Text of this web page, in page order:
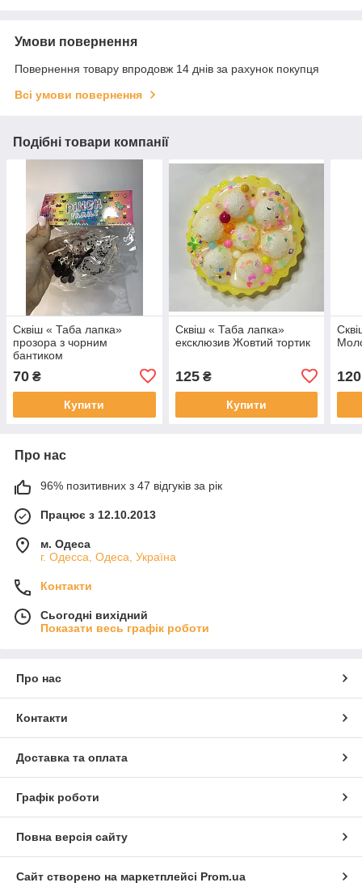
Умови повернення
Повернення товару впродовж 14 днів за рахунок покупця
Всі умови повернення
Подібні товари компанії
Сквіш « Таба лапка»
прозора з чорним
бантиком
70 ₴
Купити
Сквіш « Таба лапка»
ексклюзив Жовтий тортик
125₴
Купити
120
Про нас
96% позитивних з 47 відгуків за рік
Працює з 12.10.2013
м. Одеса
г. Одесса, Одеса, Україна
Контакти
Сьогодні вихідний
Показати весь графік роботи
Про нас
Контакти
Доставка та оплата
Графік роботи
Повна версія сайту
Сайт створено на маркетплейсі Prom.ua